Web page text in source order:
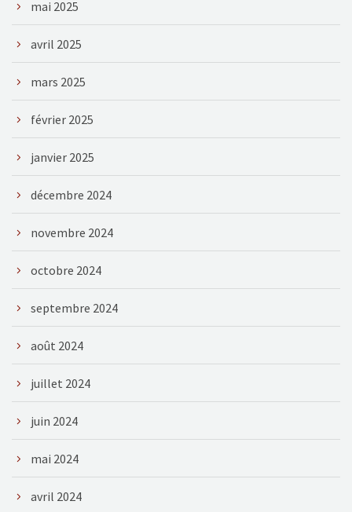
mai 2025
avril 2025
mars 2025
février 2025
janvier 2025
décembre 2024
novembre 2024
octobre 2024
septembre 2024
août 2024
juillet 2024
juin 2024
mai 2024
avril 2024